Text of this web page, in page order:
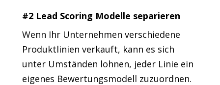
#2 Lead Scoring Modelle separieren
Wenn Ihr Unternehmen verschiedene
Produktlinien verkauft, kann es sich
unter Umständen lohnen, jeder Linie ein
eigenes Bewertungsmodell zuzuordnen.